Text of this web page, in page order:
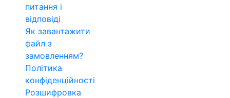
питання і
відповіді
Як завантажити
файл з
замовленням?
Політика
конфіденційності
Розшифровка